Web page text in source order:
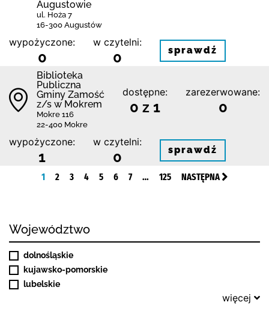
Augustowie
ul. Hoża 7
16-300 Augustów
wypożyczone:
0
w czytelni:
0 sprawdź
Biblio­teka
Publiczna
Gminy Zamość
z/s w Mokrem
Mokre 116
22-400 Mokre
dostępne:
0 z 1
zarezerwowane:
0
wypożyczone:
1
w czytelni:
0 sprawdź
1 2 3 4 5 6 7 … 125 NASTĘPNA
Województwo
dolnośląskie
kujawsko-pomorskie
lubelskie
więcej